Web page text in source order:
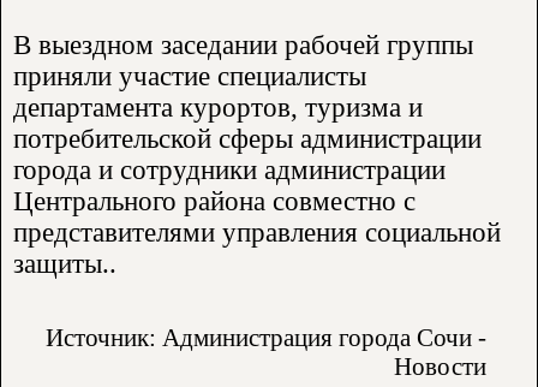
В выездном заседании рабочей группы
приняли участие специалисты
департамента курортов, туризма и
потребительской сферы администрации
города и сотрудники администрации
Центрального района совместно с
представителями управления социальной
защиты..
Источник: Администрация города Сочи -
Новости